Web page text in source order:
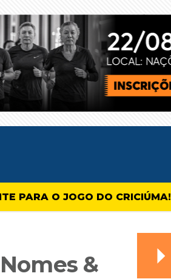
PARA O JOGO DO CRICIÚMA!
&